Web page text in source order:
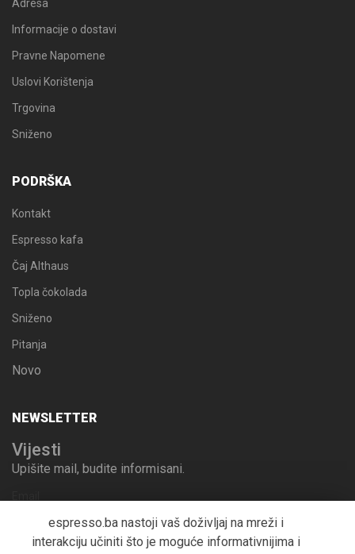
Adresa
Informacije o dostavi
Pravne Napomene
Uslovi Korištenja
Trgovina
Sniženo
PODRŠKA
Kontakt
Espresso kafa
Čaj Althaus
Topla čokolada
Sniženo
Pitanja
Novo
NEWSLETTER
Vijesti
Upišite mail, budite informisani.
espresso.ba nastoji vaš doživljaj na mreži i
interakciju učiniti što je moguće informativnijima i